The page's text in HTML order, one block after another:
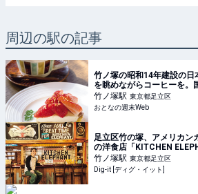
周辺の駅の記事
竹ノ塚の昭和14年建設の
を眺めながらコーヒーを。
りとひととき
竹ノ塚駅 東京都足立区
おとなの週末Web
足立区竹の塚、アメリカン
の洋食店「KITCHEN
ント)」 | Dig-it [ディグ・イ
竹ノ塚駅 東京都足立区
Dig-it [ディグ・イット]